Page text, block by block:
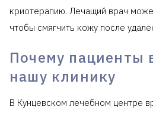
криотерапию. Лечащий врач
чтобы смягчить кожу после
Почему пациенты
нашу клинику
В Кунцевском лечебном центре